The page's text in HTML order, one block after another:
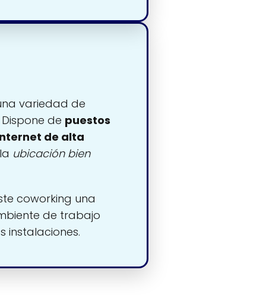
variedad de
de puestos
de alta
ubicación bien
coworking una
de trabajo
instalaciones.